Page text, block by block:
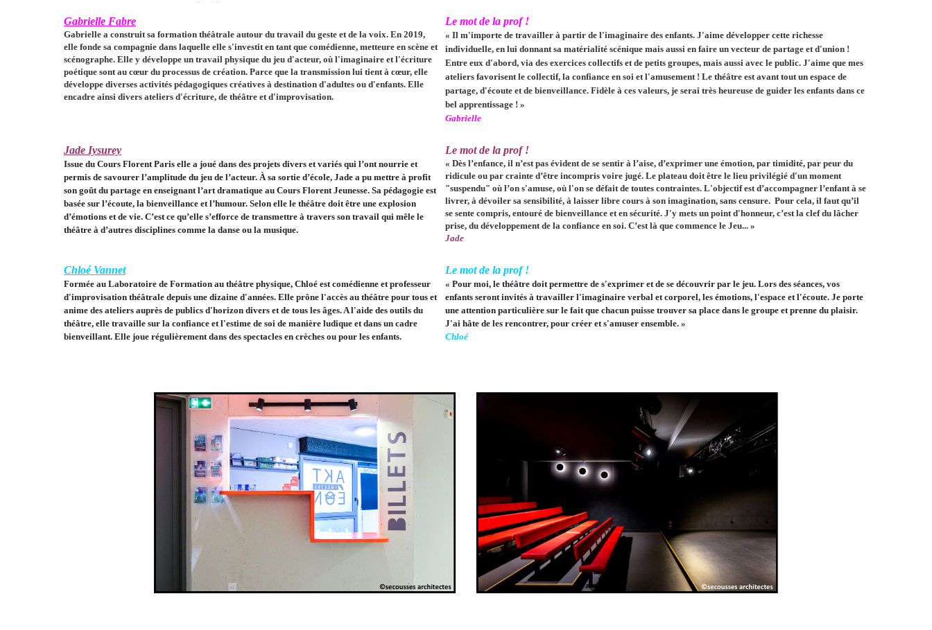
Gabrielle Fabre
Gabrielle a construit sa formation théâtrale autour du travail du geste et de la voix. En 2019,
elle fonde sa compagnie dans laquelle elle s'investit en tant que comédienne, metteure en scène et
scénographe. Elle y développe un travail physique du jeu d'acteur, où l'imaginaire et l'écriture
poétique sont au cœur du processus de création. Parce que la transmission lui tient à cœur, elle
développe diverses activités pédagogiques créatives à destination d'adultes ou d'enfants. Elle
encadre ainsi divers ateliers d'écriture, de théâtre et d'improvisation.
Le mot de la prof !
« Il m'importe de travailler à partir de l'imaginaire des enfants. J'aime développer cette richesse
individuelle, en lui donnant sa matérialité scénique mais aussi en faire un vecteur de partage et d'union !
Entre eux d'abord, via des exercices collectifs et de petits groupes, mais aussi avec le public. J'aime que mes
ateliers favorisent le collectif, la confiance en soi et l'amusement ! Le théâtre est avant tout un espace de
partage, d'écoute et de bienveillance. Fidèle à ces valeurs, je serai très heureuse de guider les enfants dans ce
bel apprentissage ! »
Gabrielle
Jade Iysurey
Issue du Cours Florent Paris elle a joué dans des projets divers et variés qui l’ont nourrie et
permis de savourer l’amplitude du jeu de l’acteur. À sa sortie d’école, Jade a pu mettre à profit
son goût du partage en enseignant l’art dramatique au Cours Florent Jeunesse. Sa pédagogie est
basée sur l’écoute, la bienveillance et l’humour. Selon elle le théâtre doit être une explosion
d’émotions et de vie. C’est ce qu’elle s’efforce de transmettre à travers son travail qui mêle le
théâtre à d’autres disciplines comme la danse ou la musique.
Le mot de la prof !
« Dès l’enfance, il n’est pas évident de se sentir à l’aise, d’exprimer une émotion, par timidité, par peur du
ridicule ou par crainte d’être incompris voire jugé. Le plateau doit être le lieu privilégié d'un moment
"suspendu" où l’on s'amuse, où l'on se défait de toutes contraintes. L'objectif est d’accompagner l’enfant à se
livrer, à dévoiler sa sensibilité, à laisser libre cours à son imagination, sans censure. Pour cela, il faut qu’il
se sente compris, entouré de bienveillance et en sécurité. J'y mets un point d'honneur, c’est la clef du lâcher
prise, du développement de la confiance en soi. C’est là que commence le Jeu... »
Jade
Chloé Vannet
Formée au Laboratoire de Formation au théâtre physique, Chloé est comédienne et professeur
d'improvisation théâtrale depuis une dizaine d'années. Elle prône l'accès au théâtre pour tous et
anime des ateliers auprès de publics d'horizon divers et de tous les âges. A l'aide des outils du
théâtre, elle travaille sur la confiance et l'estime de soi de manière ludique et dans un cadre
bienveillant. Elle joue régulièrement dans des spectacles en crèches ou pour les enfants.
Le mot de la prof !
« Pour moi, le théâtre doit permettre de s'exprimer et de se découvrir par le jeu. Lors des séances, vos
enfants seront invités à travailler l'imaginaire verbal et corporel, les émotions, l'espace et l'écoute. Je porte
une attention particulière sur le fait que chacun puisse trouver sa place dans le groupe et prenne du plaisir.
J'ai hâte de les rencontrer, pour créer et s'amuser ensemble. »
Chloé